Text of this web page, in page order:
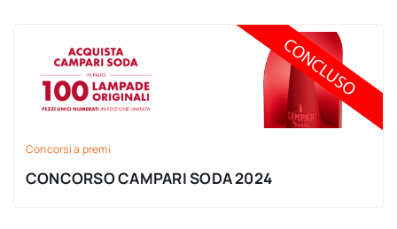
Concorsi a premi
CONCORSO CAMPARI SODA 2024